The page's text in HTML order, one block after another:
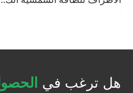
هل ترغب في